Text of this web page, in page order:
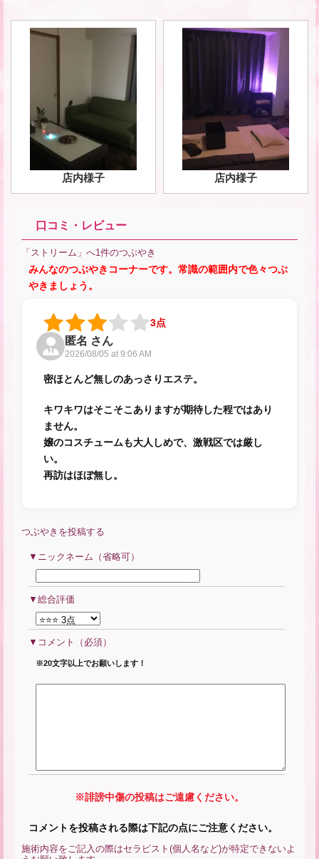
店内様子 店内様子
口コミ・レビュー
「ストリーム」へ1件のつぶやき
みんなのつぶやきコーナーです。常識の範囲内で色々つぶ
やきましょう。
3点
匿名 さん
2026/08/05 at 9:06 AM
密ほとんど無しのあっさりエステ。
キワキワはそこそこありますが期待した程ではあり
ません。
嬢のコスチュームも大人しめで、激戦区では厳し
い。
再訪はほぼ無し。
つぶやきを投稿する
ニックネーム（省略可）
総合評価
コメント （必須）
※20文字以上でお願いします！
※誹謗中傷の投稿はご遠慮ください。
コメントを投稿される際は下記の点にご注意ください。
施術内容をご記入の際はセラピスト(個人名など)が特定できないよ